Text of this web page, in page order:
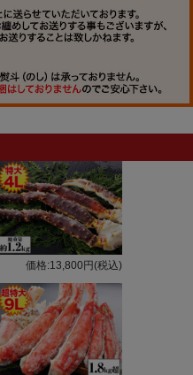
価格:13,800円(税込)